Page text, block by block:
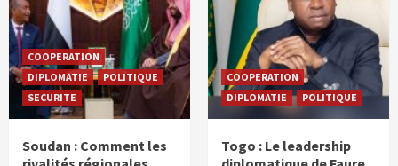
COOPERATION
DIPLOMATIE
POLITIQUE
SECURITE
Soudan : Comment les
COOPERATION
DIPLOMATIE
POLITIQUE
Togo : Le leadership